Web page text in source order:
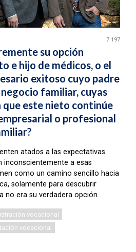
7.197
su opción
e hijo de médicos, o el
exitoso cuyo padre
familiar, cuyas
este nieto continúe
o profesional
atados a las expectativas
inconscientemente a esas
como un camino sencillo hacia
solamente para descubrir
no era su verdadera opción.
vocacional
vocacional